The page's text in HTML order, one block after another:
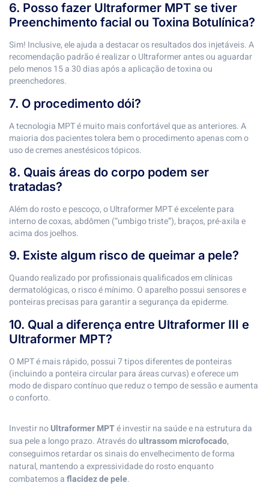
6. Posso fazer Ultraformer MPT se tiver
Preenchimento facial ou Toxina Botulínica?
Sim! Inclusive, ele ajuda a destacar os resultados dos injetáveis. A
recomendação padrão é realizar o Ultraformer antes ou aguardar
pelo menos 15 a 30 dias após a aplicação de toxina ou
preenchedores.
7. O procedimento dói?
A tecnologia MPT é muito mais confortável que as anteriores. A
maioria dos pacientes tolera bem o procedimento apenas com o
uso de cremes anestésicos tópicos.
8. Quais áreas do corpo podem ser
tratadas?
Além do rosto e pescoço, o Ultraformer MPT é excelente para
interno de coxas, abdômen (“umbigo triste”), braços, pré-axila e
acima dos joelhos.
9. Existe algum risco de queimar a pele?
Quando realizado por profissionais qualificados em clínicas
dermatológicas, o risco é mínimo. O aparelho possui sensores e
ponteiras precisas para garantir a segurança da epiderme.
10. Qual a diferença entre Ultraformer III e
Ultraformer MPT?
O MPT é mais rápido, possui 7 tipos diferentes de ponteiras
(incluindo a ponteira circular para áreas curvas) e oferece um
modo de disparo contínuo que reduz o tempo de sessão e aumenta
o conforto.
Investir noUltraformer MPTé investir na saúde e na estrutura da
sua pele a longo prazo. Através doultrassom microfocado,
conseguimos retardar os sinais do envelhecimento de forma
natural, mantendo a expressividade do rosto enquanto
combatemos aflacidez de pele.